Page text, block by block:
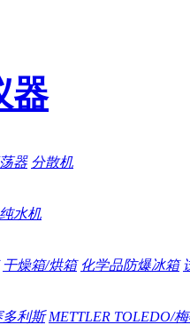
器
器 分散机
水机
干燥箱/烘箱 化学品防爆冰箱
多利斯 METTLER TOLEDO/